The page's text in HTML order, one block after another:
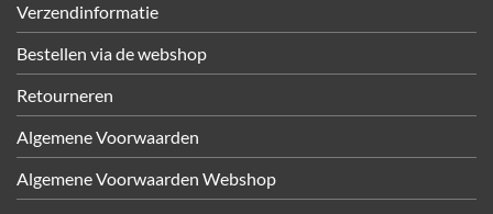
Verzendinformatie
Bestellen via de webshop
Retourneren
Algemene Voorwaarden
Algemene Voorwaarden Webshop